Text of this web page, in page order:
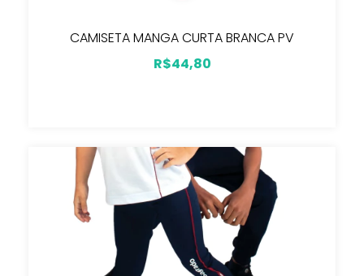
CAMISETA MANGA CURTA BRANCA PV
R$44,80